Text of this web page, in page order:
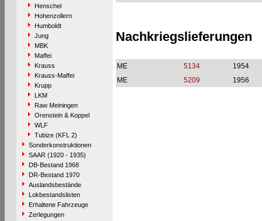
Henschel
Hohenzollern
Humboldt
Jung
MBK
Maffei
Krauss
Krauss-Maffei
Krupp
LKM
Raw Meiningen
Orenstein & Koppel
WLF
Tubize (KFL 2)
Sonderkonstruktionen
SAAR (1920 - 1935)
DB-Bestand 1968
DR-Bestand 1970
Auslandsbestände
Lokbestandslisten
Erhaltene Fahrzeuge
Zerlegungen
Nachkriegslieferungen
ME 5134
1954
ME
5209 1956